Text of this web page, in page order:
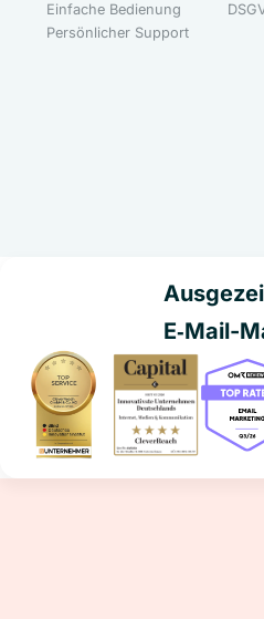
Einfache Bedienung
Persönlicher Support
E‑Mail-